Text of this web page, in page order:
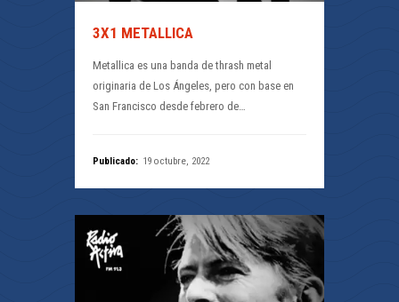
3X1 METALLICA
Metallica es una banda de thrash metal
originaria de Los Ángeles, pero con base en
San Francisco desde febrero de…
Publicado: 19 octubre, 2022